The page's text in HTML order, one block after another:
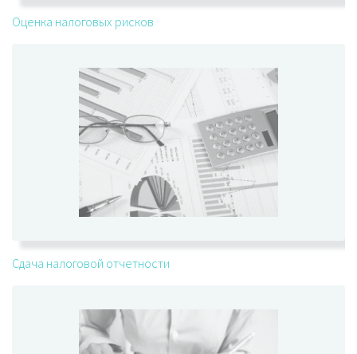
Оценка налоговых рисков
Сдача налоговой отчетности